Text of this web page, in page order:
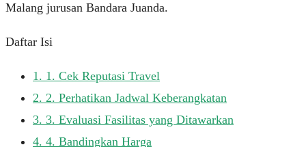
Malang jurusan Bandara Juanda.
Daftar Isi
1. 1. Cek Reputasi Travel
2. 2. Perhatikan Jadwal Keberangkatan
3. 3. Evaluasi Fasilitas yang Ditawarkan
4. 4. Bandingkan Harga